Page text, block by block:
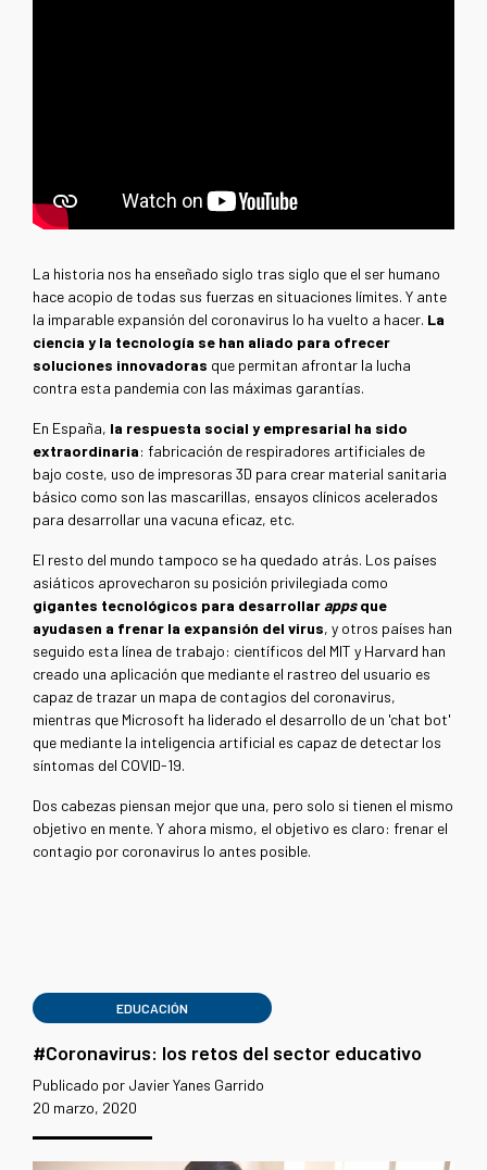
La historia nos ha enseñado siglo tras siglo que el ser humano
hace acopio de todas sus fuerzas en situaciones límites. Y ante
la imparable expansión del coronavirus lo ha vuelto a hacer. La
ciencia y la tecnología se han aliado para ofrecer
soluciones innovadoras que permitan afrontar la lucha
contra esta pandemia con las máximas garantías.
En España, la respuesta social y empresarial ha sido
extraordinaria: fabricación de respiradores artificiales de
bajo coste, uso de impresoras 3D para crear material sanitaria
básico como son las mascarillas, ensayos clínicos acelerados
para desarrollar una vacuna eficaz, etc.
El resto del mundo tampoco se ha quedado atrás. Los países
asiáticos aprovecharon su posición privilegiada como
gigantes tecnológicos para desarrollarappsque
ayudasen a frenar la expansión del virus, y otros países han
seguido esta línea de trabajo: científicos del MIT y Harvard han
creado una aplicación que mediante el rastreo del usuario es
capaz de trazar un mapa de contagios del coronavirus,
mientras que Microsoft ha liderado el desarrollo de un 'chat bot'
que mediante la inteligencia artificial es capaz de detectar los
síntomas del COVID-19.
Dos cabezas piensan mejor que una, pero solo si tienen el mismo
objetivo en mente. Y ahora mismo, el objetivo es claro: frenar el
contagio por coronavirus lo antes posible.
EDUCACIÓN
#Coronavirus: los retos del sector educativo
Publicado por Javier Yanes Garrido
20 marzo, 2020